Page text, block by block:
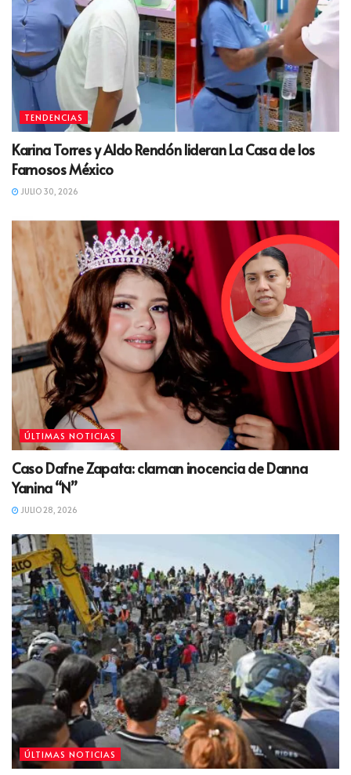
TENDENCIAS
Karina Torres y Aldo Rendón lideran La Casa de los
Famosos México
JULIO 30, 2026
ÚLTIMAS NOTICIAS
Caso Dafne Zapata: claman inocencia de Danna
Yanina “N”
JULIO 28, 2026
ÚLTIMAS NOTICIAS